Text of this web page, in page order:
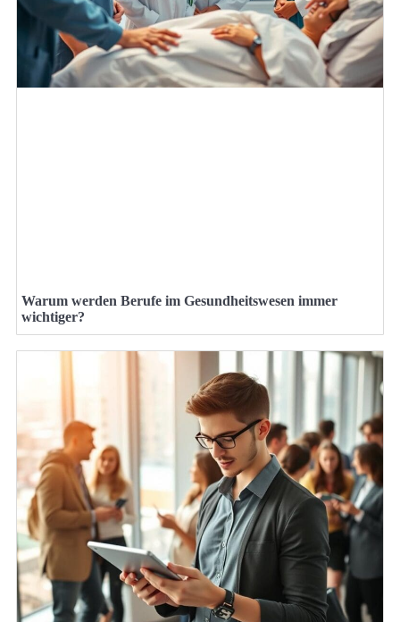
Warum werden Berufe im Gesundheitswesen immer
wichtiger?